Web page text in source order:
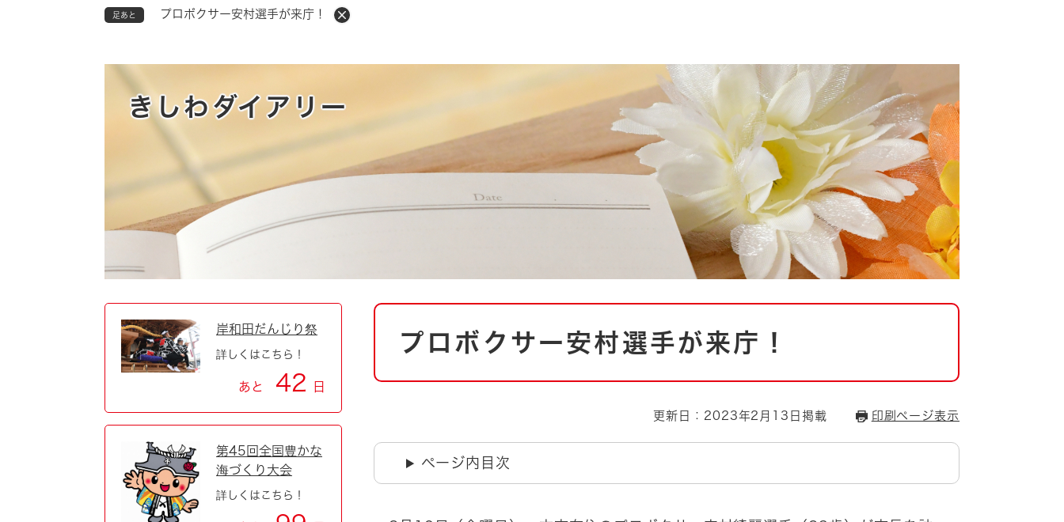
ごみ・衛生・動物 救急・消防
防災・防犯 上水道・下水道
地域コミュニティ・ボラン
ティア・協働
環境 福祉・介護
市政 職員採用情報
とじる
足あと プロボクサー安村選手が来庁！
きしわダイアリー
本
プロボクサー安村選手が来庁！
更新日：2023年2月13日掲載 印刷ページ表示
ページ内目次
岸和田だんじり祭
詳しくはこちら！
あと 42 日
第45回全国豊かな
海づくり大会
詳しくはこちら！